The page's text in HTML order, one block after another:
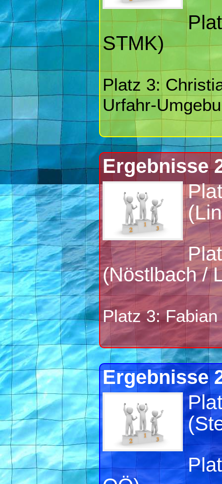
STMK)
Platz 3:
Urfahr-
Ergebnisse
(Nöstlbach /
Platz 3:
Ergebnisse